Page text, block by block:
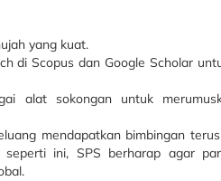
yang kuat.
di Scopus dan Google Scholar
alat sokongan untuk
mendapatkan bimbingan
ini, SPS berharap agar